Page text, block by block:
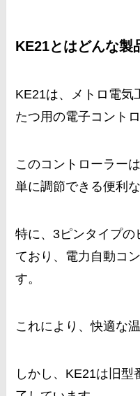
KE21とはどんな製
KE21は、メトロ電気
たつ用の電子コント
このコントローラー
単に調節できる便利
特に、3ピンタイプの
ており、電力自動コ
す。
これにより、快適な
しかし、KE21は旧